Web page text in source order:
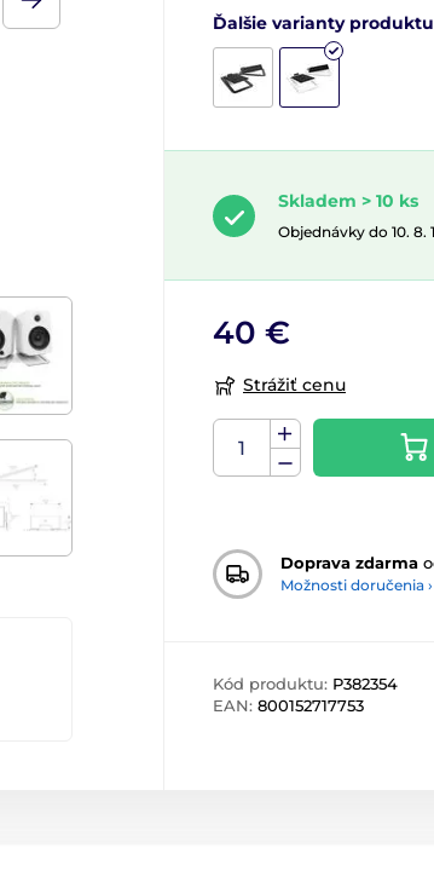
Ďalšie varianty
Skladem > 10 ks
Objednávky do 10.
40 €
Strážiť cenu
Doprava zdarma
Možnosti doručenia ›
Kód produktu: P382354
EAN: 800152717753